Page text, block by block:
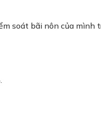
soát bãi nôn của mình